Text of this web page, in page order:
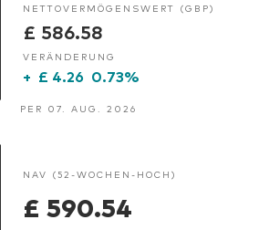
NETTOVERMÖGENSWERT (GBP)
£ 586.58
VERÄNDERUNG
+ £ 4.26 0.73%
PER 07. AUG. 2026
NAV (52-WOCHEN-HOCH)
£ 590.54